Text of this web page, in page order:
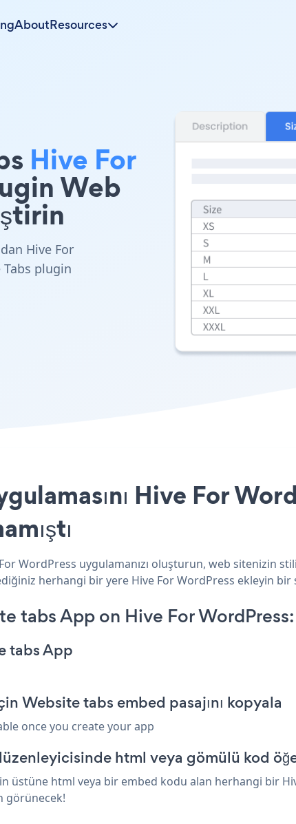
AboutResources
Hive For
Web
Hive For
plugin
Hive For
WordPress uygulamanızı oluşturun, web sitenizin
herhangi bir yere Hive For WordPress ekleyin bir
tabs App on Hive For WordPress:
tabs App
Website tabs embed pasajını kopyala
once you create your app
html veya gömülü kod
üstüne html veya bir embed kodu alan herhangi bir
görünecek!